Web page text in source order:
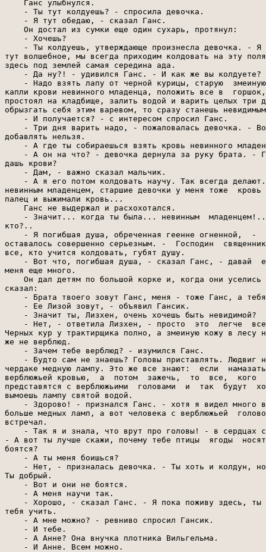
    Ганс улыбнулся.
    - Ты тут колдуешь? - спросила девочка.
    - Я тут обедаю, - сказал Ганс.
    Он достал из сумки еще один сухарь, протянул:
    - Хочешь?
- Ты колдуешь, утверждающе произнесла девочка. - Я
тут волшебное, мы всегда приходим колдовать на эту
здесь под землей самая середина ада.
    - Да ну?! - удивился Ганс. - И как же вы колдуете?
- Надо взять лапу от черной курицы, старую
капли крови невинного младенца, положить все в
простоял на кладбище, залить водой и варить целых три
обрызгать себя этим варевом, то сразу станешь
    - И получается? - с интересом спросил Ганс.
- Три дня варить надо, - пожаловалась девочка. -
добавлять нельзя.
- А где ты собираешься взять кровь невинного
- А он на что? - девочка дернула за руку брата. -
дашь крови?
    - Дам, - важно сказал мальчик.
- А я его потом колдовать научу. Так всегда
невинным младенцем, старшие девочки у меня тоже
палец и выжимали кровь...
    Ганс не выдержал и расхохотался.
- Значит... когда ты была... невинным
кто?..
- Я погибшая душа, обреченная геенне огненной,  -
оставалось совершенно серьезным. -  Господин
все, кто учится колдовать, губят душу.
- Вот что, погибшая душа, - сказал Ганс, - давай
меня еще много.
Он дал детям по большой корке и, когда они уселись
сказал:
- Брата твоего зовут Ганс, меня - тоже Ганс, а
    - Ее Лизой зовут, - объявил Гансик.
    - Значит ты, Лизхен, очень хочешь быть невидимой?
- Нет, - ответила Лизхен, - просто  это  легче
Черных кур у трактирщика полно, а змеиную кожу в лесу
же не верблюд.
    - Зачем тебе верблюд? - изумился Ганс.
- Будто сам не знаешь? Головы приставлять. Людвиг
чердаке медную лампу. Это же все знают:  если
верблюжьей кровью,  а  потом  зажечь,  то  все,  кого
представятся с верблюжьими  головами  и  так  будут
вымоешь лампу святой водой.
- Здорово! - признался Ганс. - хотя я видел много
больше медных ламп, а вот человека с верблюжьей
встречал.
- Так я и знала, что врут про головы! - в сердцах
- А вот ты лучше скажи, почему тебе птицы  ягоды
боятся?
    - А ты меня боишься?
- Нет, - призналась девочка. - Ты хоть и колдун,
Ты добрый.
    - Вот и они не боятся.
    - А меня научи так.
- Хорошо, - сказал Ганс. - Я пока поживу здесь, ты
тебя учить.
    - А мне можно? - ревниво спросил Гансик.
    - И тебе.
    - А Анне? Она внучка плотника Вильгельма.
    - И Анне. Всем можно.